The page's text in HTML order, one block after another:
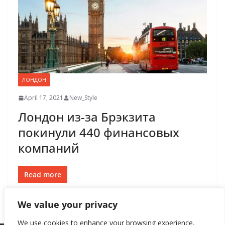
We value your privacy
We use cookies to enhance your browsing experience,
ЛОНДОН
April 17, 2021 New_Style
Лондон из-за Брэкзита
покинули 440 финансовых
компаний
Read more